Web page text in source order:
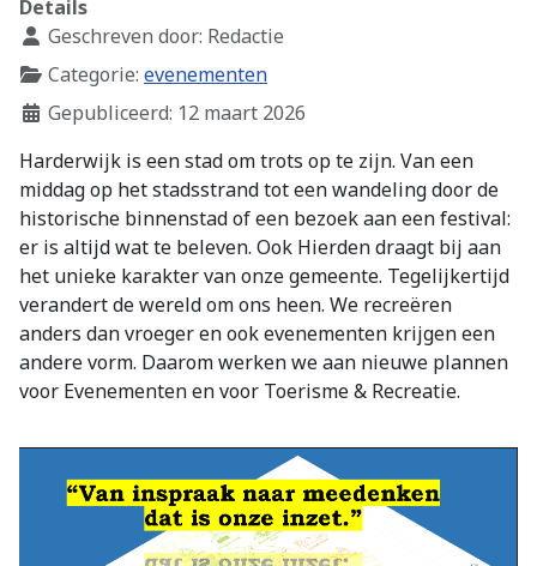
Details
Geschreven door: Redactie
Categorie: evenementen
Gepubliceerd: 12 maart 2026
Harderwijk is een stad om trots op te zijn. Van een
middag op het stadsstrand tot een wandeling door de
historische binnenstad of een bezoek aan een festival:
er is altijd wat te beleven. Ook Hierden draagt bij aan
het unieke karakter van onze gemeente. Tegelijkertijd
verandert de wereld om ons heen. We recreëren
anders dan vroeger en ook evenementen krijgen een
andere vorm. Daarom werken we aan nieuwe plannen
voor Evenementen en voor Toerisme & Recreatie.